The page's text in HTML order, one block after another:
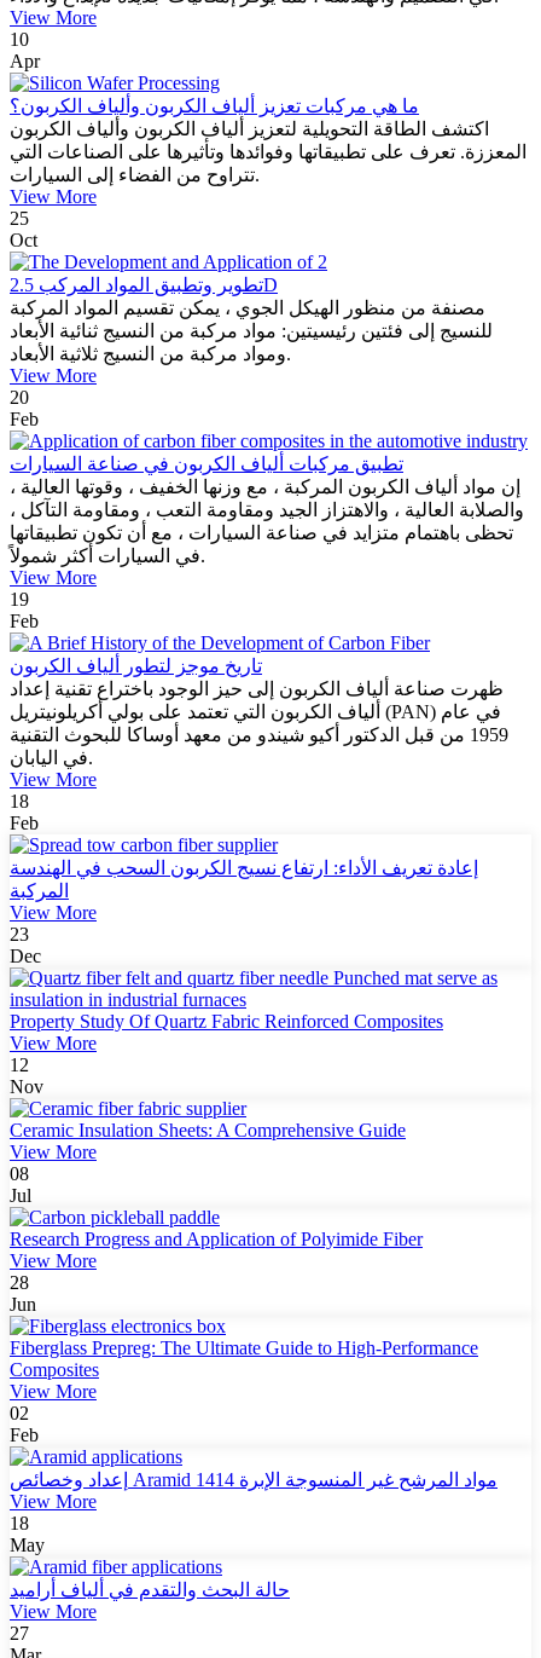
View More
10
Apr
ما هي مركبات تعزيز ألياف الكربون وألياف الكربون؟
اكتشف الطاقة التحويلية لتعزيز ألياف الكربون وألياف الكربون
المعززة. تعرف على تطبيقاتها وفوائدها وتأثيرها على الصناعات التي
تتراوح من الفضاء إلى السيارات.
View More
25
Oct
تطوير وتطبيق المواد المركب 2.5D
مصنفة من منظور الهيكل الجوي ، يمكن تقسيم المواد المركبة
للنسيج إلى فئتين رئيسيتين: مواد مركبة من النسيج ثنائية الأبعاد
ومواد مركبة من النسيج ثلاثية الأبعاد.
View More
20
Feb
تطبيق مركبات ألياف الكربون في صناعة السيارات
إن مواد ألياف الكربون المركبة ، مع وزنها الخفيف ، وقوتها العالية ،
والصلابة العالية ، والاهتزاز الجيد ومقاومة التعب ، ومقاومة التآكل ،
تحظى باهتمام متزايد في صناعة السيارات ، مع أن تكون تطبيقاتها
في السيارات أكثر شمولاً.
View More
19
Feb
تاريخ موجز لتطور ألياف الكربون
ظهرت صناعة ألياف الكربون إلى حيز الوجود باختراع تقنية إعداد
ألياف الكربون التي تعتمد على بولي أكريلونيتريل (PAN) في عام
1959 من قبل الدكتور أكيو شيندو من معهد أوساكا للبحوث التقنية
في اليابان.
View More
18
Feb
إعادة تعريف الأداء: ارتفاع نسيج الكربون السحب في الهندسة
المركبة
View More
23
Dec
Property Study Of Quartz Fabric Reinforced Composites
View More
12
Nov
Ceramic Insulation Sheets: A Comprehensive Guide
View More
08
Jul
Research Progress and Application of Polyimide Fiber
View More
28
Jun
Fiberglass Prepreg: The Ultimate Guide to High-Performance
Composites
View More
02
Feb
إعداد وخصائص Aramid 1414 مواد المرشح غير المنسوجة الإبرة
View More
18
May
حالة البحث والتقدم في ألياف أراميد
View More
27